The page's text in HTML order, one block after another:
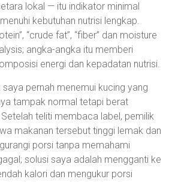
lokal — itu indikator minimal
kebutuhan nutrisi lengkap.
“crude fat”, “fiber” dan moisture
angka-angka itu memberi
energi dan kepadatan nutrisi.
saya pernah menemui kucing yang
tampak normal tetapi berat
teliti membaca label, pemilik
makanan tersebut tinggi lemak dan
porsi tanpa memahami
solusi saya adalah mengganti ke
kalori dan mengukur porsi